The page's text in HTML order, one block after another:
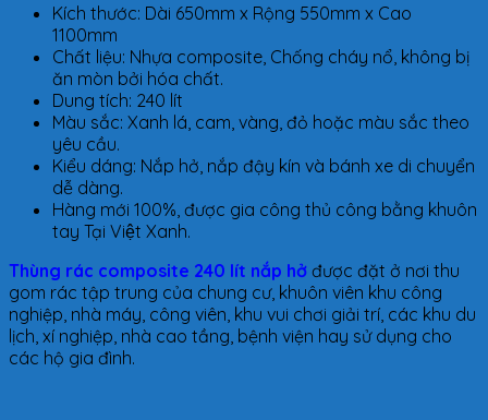
Kích thước: Dài 650mm x Rộng 550mm x Cao
1100mm
Chất liệu: Nhựa composite, Chống cháy nổ, không bị
ăn mòn bởi hóa chất.
Dung tích: 240 lít
Màu sắc: Xanh lá, cam, vàng, đỏ hoặc màu sắc theo
yêu cầu.
Kiểu dáng: Nắp hở, nắp đậy kín và bánh xe di chuyển
dễ dàng.
Hàng mới 100%, được gia công thủ công bằng khuôn
tay Tại Việt Xanh.
Thùng rác composite 240 lít nắp hở được đặt ở nơi thu
gom rác tập trung của chung cư, khuôn viên khu công
nghiệp, nhà máy, công viên, khu vui chơi giải trí, các khu du
lịch, xí nghiệp, nhà cao tầng, bệnh viện hay sử dụng cho
các hộ gia đình.